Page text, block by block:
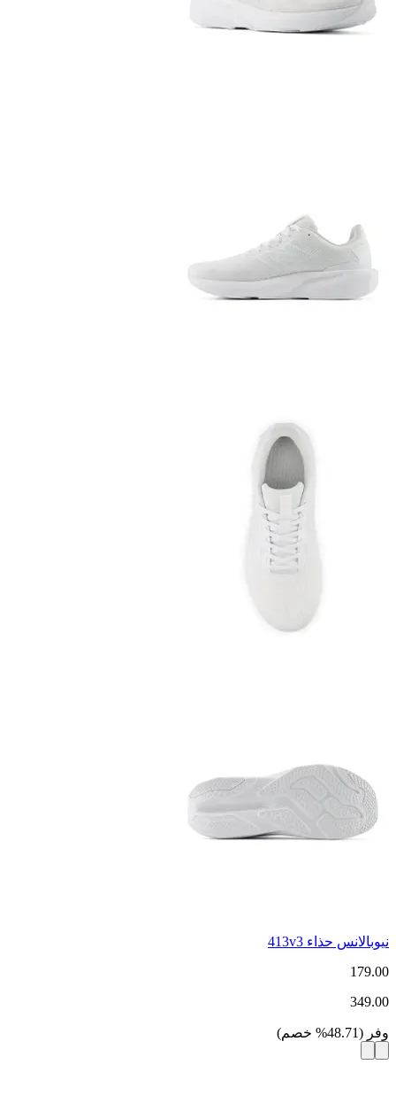
نيوبالانس حذاء 413v3
179.00
349.00
وفر (
48.71
% خصم)